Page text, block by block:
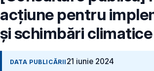
acțiune pentru
și schimbări
DATA PUBLICĂRII 21 iunie 2024